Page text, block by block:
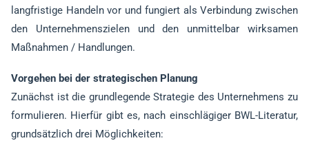
langfristige Handeln vor und fungiert als Verbindung zwischen
den Unternehmenszielen und den unmittelbar wirksamen
Maßnahmen / Handlungen.
Vorgehen bei der strategischen Planung
Zunächst ist die grundlegende Strategie des Unternehmens zu
formulieren. Hierfür gibt es, nach einschlägiger BWL-Literatur,
grundsätzlich drei Möglichkeiten: